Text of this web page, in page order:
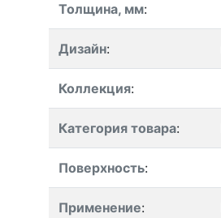
Толщина, мм:
Дизайн:
Коллекция:
Категория товара:
Поверхность:
Применение: